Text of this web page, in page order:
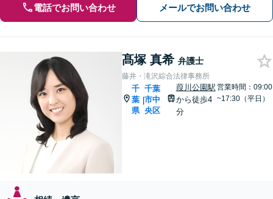
電話でお問い合わせ メールでお問い合わせ
髙塚 真希 弁護士
藤井・滝沢綜合法律事務所
千
葉
県
|
千葉
市中
央区
葭川公園駅
から徒歩4
分
営業時間：09:00
~17:30（平日）